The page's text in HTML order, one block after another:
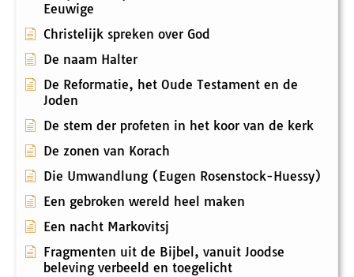
Eeuwige
Christelijk spreken over God
De naam Halter
De Reformatie, het Oude Testament en de
Joden
De stem der profeten in het koor van de kerk
De zonen van Korach
Die Umwandlung (Eugen Rosenstock-Huessy)
Een gebroken wereld heel maken
Een nacht Markovitsj
Fragmenten uit de Bijbel, vanuit Joodse
beleving verbeeld en toegelicht